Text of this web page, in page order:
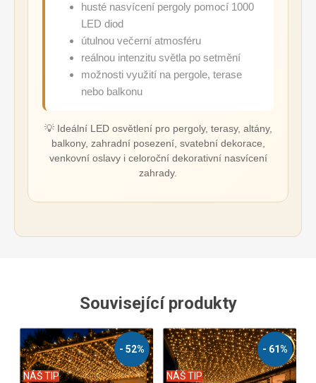
husté nasvícení pergoly pomocí 1000
LED diod
útulnou večerní atmosféru
reálnou intenzitu světla po setmění
možnosti využití na pergole, terase
nebo balkonu
💡 Ideální LED osvětlení pro pergoly, terasy, altány,
balkony, zahradní posezení, svatební dekorace,
venkovní oslavy i celoroční dekorativní nasvícení
zahrady.
Související produkty
- 61%
NÁŠ TIP
- 46%
NÁŠ TIP